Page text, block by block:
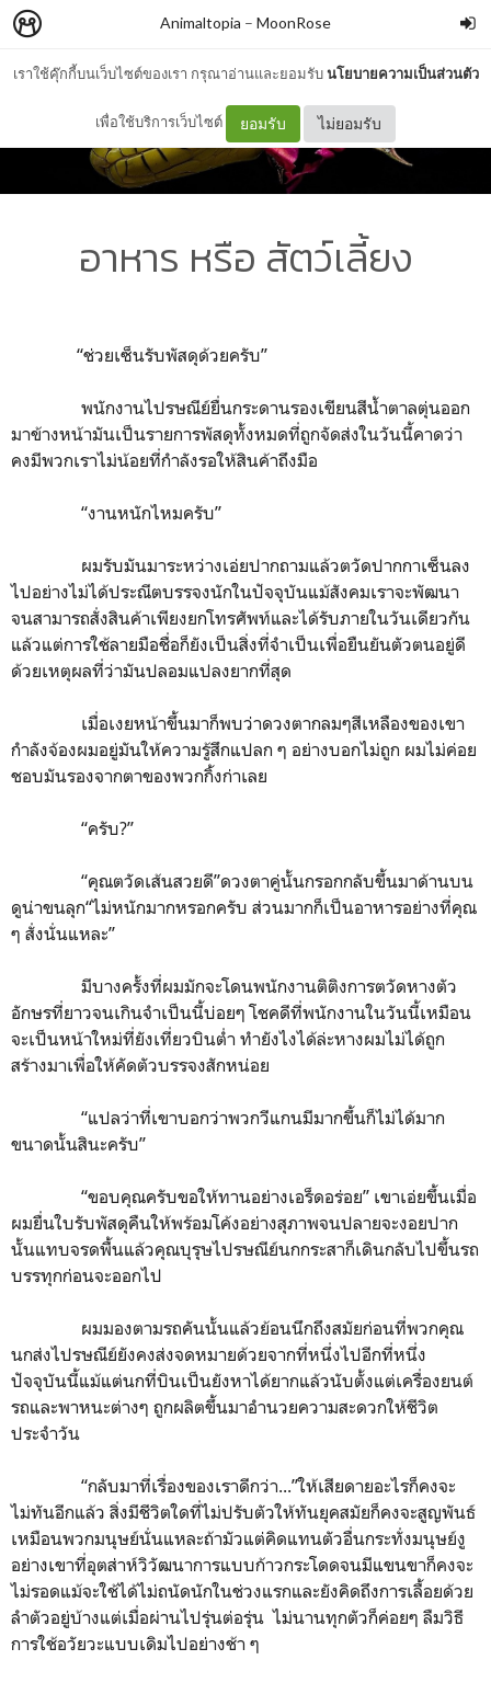
เราใช้คุ๊กกี้บนเว็บไซต์ของเรา กรุณาอ่านและยอมรับนโยบายความเป็นส่วนตัว
เพื่อใช้บริการเว็บไซต์ ยอมรับ ไม่ยอมรับ
Animaltopia – MoonRose
อาหาร หรือ สัตว์เลี้ยง
“ช่วยเซ็นรับพัสดุด้วยครับ”
พนักงานไปรษณีย์ยื่นกระดานรองเขียนสีน้ำตาลตุ่นออก
มาข้างหน้ามันเป็นรายการพัสดุทั้งหมดที่ถูกจัดส่งในวันนี้คาดว่า
คงมีพวกเราไม่น้อยที่กำลังรอให้สินค้าถึงมือ
“งานหนักไหมครับ”
ผมรับมันมาระหว่างเอ่ยปากถามแล้วตวัดปากกาเซ็นลง
ไปอย่างไม่ได้ประณีตบรรจงนักในปัจจุบันแม้สังคมเราจะพัฒนา
จนสามารถสั่งสินค้าเพียงยกโทรศัพท์และได้รับภายในวันเดียวกัน
แล้วแต่การใช้ลายมือชื่อก็ยังเป็นสิ่งที่จำเป็นเพื่อยืนยันตัวตนอยู่ดี
ด้วยเหตุผลที่ว่ามันปลอมแปลงยากที่สุด
เมื่อเงยหน้าขึ้นมาก็พบว่าดวงตากลมๆสีเหลืองของเขา
กำลังจ้องผมอยู่มันให้ความรู้สึกแปลก ๆ อย่างบอกไม่ถูก ผมไม่ค่อย
ชอบมันรองจากตาของพวกกิ้งก่าเลย
“ครับ?”
“คุณตวัดเส้นสวยดี”ดวงตาคู่นั้นกรอกกลับขึ้นมาด้านบน
ดูน่าขนลุก“ไม่หนักมากหรอกครับ ส่วนมากก็เป็นอาหารอย่างที่คุณ
ๆ สั่งนั่นแหละ”
มีบางครั้งที่ผมมักจะโดนพนักงานติติงการตวัดหางตัว
อักษรที่ยาวจนเกินจำเป็นนี้บ่อยๆ โชคดีที่พนักงานในวันนี้เหมือน
จะเป็นหน้าใหม่ที่ยังเที่ยวบินต่ำ ทำยังไงได้ล่ะหางผมไม่ได้ถูก
สร้างมาเพื่อให้คัดตัวบรรจงสักหน่อย
“แปลว่าที่เขาบอกว่าพวกวีแกนมีมากขึ้นก็ไม่ได้มาก
ขนาดนั้นสินะครับ”
“ขอบคุณครับขอให้ทานอย่างเอร็ดอร่อย” เขาเอ่ยขึ้นเมื่อ
ผมยื่นใบรับพัสดุคืนให้พร้อมโค้งอย่างสุภาพจนปลายจะงอยปาก
นั้นแทบจรดพื้นแล้วคุณบุรุษไปรษณีย์นกกระสาก็เดินกลับไปขึ้นรถ
บรรทุกก่อนจะออกไป
ผมมองตามรถคันนั้นแล้วย้อนนึกถึงสมัยก่อนที่พวกคุณ
นกส่งไปรษณีย์ยังคงส่งจดหมายด้วยจากที่หนึ่งไปอีกที่หนึ่ง
ปัจจุบันนี้แม้แต่นกที่บินเป็นยังหาได้ยากแล้วนับตั้งแต่เครื่องยนต์
รถและพาหนะต่างๆ ถูกผลิตขึ้นมาอำนวยความสะดวกให้ชีวิต
ประจำวัน
“กลับมาที่เรื่องของเราดีกว่า...”ให้เสียดายอะไรก็คงจะ
ไม่ทันอีกแล้ว สิ่งมีชีวิตใดที่ไม่ปรับตัวให้ทันยุคสมัยก็คงจะสูญพันธ์
เหมือนพวกมนุษย์นั่นแหละถ้ามัวแต่คิดแทนตัวอื่นกระทั่งมนุษย์งู
อย่างเขาที่อุตส่าห์วิวัฒนาการแบบก้าวกระโดดจนมีแขนขาก็คงจะ
ไม่รอดแม้จะใช้ได้ไม่ถนัดนักในช่วงแรกและยังคิดถึงการเลื้อยด้วย
ลำตัวอยู่บ้างแต่เมื่อผ่านไปรุ่นต่อรุ่น ไม่นานทุกตัวก็ค่อยๆ ลืมวิธี
การใช้อวัยวะแบบเดิมไปอย่างช้า ๆ